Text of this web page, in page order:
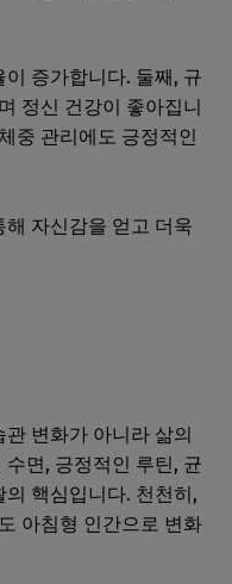
증가합니다. 둘째, 규
정신 건강이 좋아집니
중 관리에도 긍정적인
자신감을 얻고 더욱
변화가 아니라 삶의
면, 긍정적인 루틴, 균
핵심입니다. 천천히,
아침형 인간으로 변화